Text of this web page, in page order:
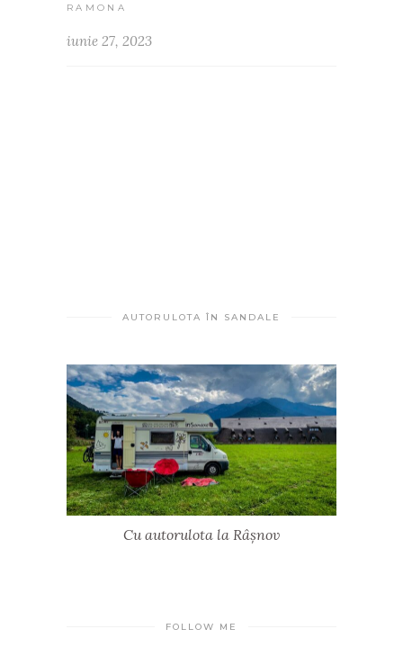
RAMONA
iunie 27, 2023
AUTORULOTA ÎN SANDALE
Cu autorulota la Râșnov
FOLLOW ME